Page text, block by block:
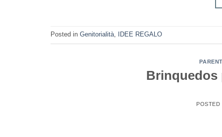
Posted in Genitorialità, IDEE REGALO
Brinquedos